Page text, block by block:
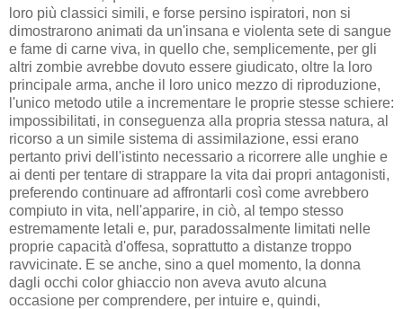
loro più classici simili, e forse persino ispiratori, non si
dimostrarono animati da un'insana e violenta sete di sangue
e fame di carne viva, in quello che, semplicemente, per gli
altri zombie avrebbe dovuto essere giudicato, oltre la loro
principale arma, anche il loro unico mezzo di riproduzione,
l'unico metodo utile a incrementare le proprie stesse schiere:
impossibilitati, in conseguenza alla propria stessa natura, al
ricorso a un simile sistema di assimilazione, essi erano
pertanto privi dell'istinto necessario a ricorrere alle unghie e
ai denti per tentare di strappare la vita dai propri antagonisti,
preferendo continuare ad affrontarli così come avrebbero
compiuto in vita, nell'apparire, in ciò, al tempo stesso
estremamente letali e, pur, paradossalmente limitati nelle
proprie capacità d'offesa, soprattutto a distanze troppo
ravvicinate. E se anche, sino a quel momento, la donna
dagli occhi color ghiaccio non aveva avuto alcuna
occasione per comprendere, per intuire e, quindi,